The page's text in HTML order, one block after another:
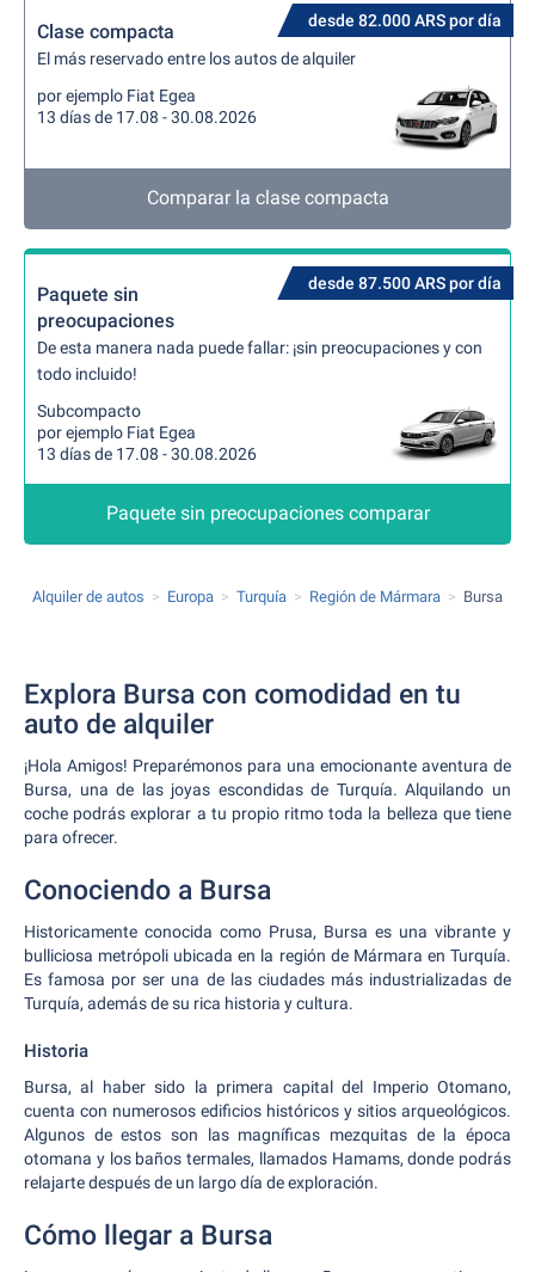
desde 82.000 ARS por día
Clase compacta
El más reservado entre los autos de alquiler
por ejemplo Fiat Egea
13 días de 17.08 - 30.08.2026
Comparar la clase compacta
desde 87.500 ARS por día
Paquete sin
preocupaciones
De esta manera nada puede fallar: ¡sin preocupaciones y con
todo incluido!
Subcompacto
por ejemplo Fiat Egea
13 días de 17.08 - 30.08.2026
Paquete sin preocupaciones comparar
Alquiler de autos Europa Turquía Región de Mármara Bursa
Explora Bursa con comodidad en tu
auto de alquiler
¡Hola Amigos! Preparémonos para una emocionante aventura de
Bursa, una de las joyas escondidas de Turquía. Alquilando un
coche podrás explorar a tu propio ritmo toda la belleza que tiene
para ofrecer.
Conociendo a Bursa
Historicamente conocida como Prusa, Bursa es una vibrante y
bulliciosa metrópoli ubicada en la región de Mármara en Turquía.
Es famosa por ser una de las ciudades más industrializadas de
Turquía, además de su rica historia y cultura.
Historia
Bursa, al haber sido la primera capital del Imperio Otomano,
cuenta con numerosos edificios históricos y sitios arqueológicos.
Algunos de estos son las magníficas mezquitas de la época
otomana y los baños termales, llamados Hamams, donde podrás
relajarte después de un largo día de exploración.
Cómo llegar a Bursa